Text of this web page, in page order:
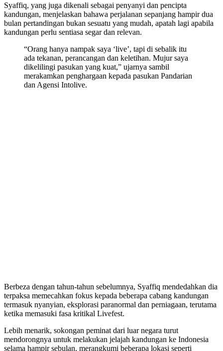
Syaffiq, yang juga dikenali sebagai penyanyi dan pencipta
kandungan, menjelaskan bahawa perjalanan sepanjang hampir dua
bulan pertandingan bukan sesuatu yang mudah, apatah lagi apabila
kandungan perlu sentiasa segar dan relevan.
“Orang hanya nampak saya ‘live’, tapi di sebalik itu
ada tekanan, perancangan dan keletihan. Mujur saya
dikelilingi pasukan yang kuat,” ujarnya sambil
merakamkan penghargaan kepada pasukan Pandarian
dan Agensi Intolive.
Berbeza dengan tahun-tahun sebelumnya, Syaffiq mendedahkan dia
terpaksa memecahkan fokus kepada beberapa cabang kandungan
termasuk nyanyian, eksplorasi paranormal dan perniagaan, terutama
ketika memasuki fasa kritikal Livefest.
Lebih menarik, sokongan peminat dari luar negara turut
mendorongnya untuk melakukan jelajah kandungan ke Indonesia
selama hampir sebulan, merangkumi beberapa lokasi seperti